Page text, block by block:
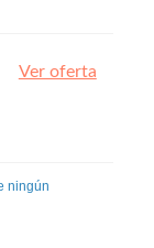
Ver oferta
ningún